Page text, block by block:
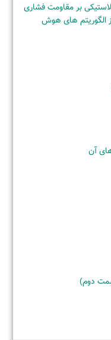
لاستیکی بر مقاومت فشاری
الگوریتم های هوش
آن
دوم)